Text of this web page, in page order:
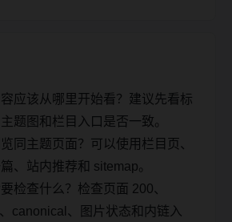
应该从哪里开始看？建议先看标
题图和栏目入口是否一致。
同主题页面？可以使用栏目页、
、站内推荐和 sitemap。
检查什么？检查页面 200、
canonical、图片状态和内链入